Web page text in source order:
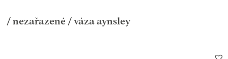
/ nezařazené / váza aynsley